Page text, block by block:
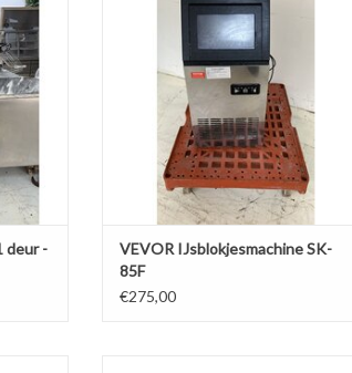
deur -
VEVOR IJsblokjesmachine SK-
85F
€275,00